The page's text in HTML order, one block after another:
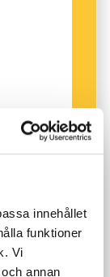
innehållet
funktioner
Vi
annan